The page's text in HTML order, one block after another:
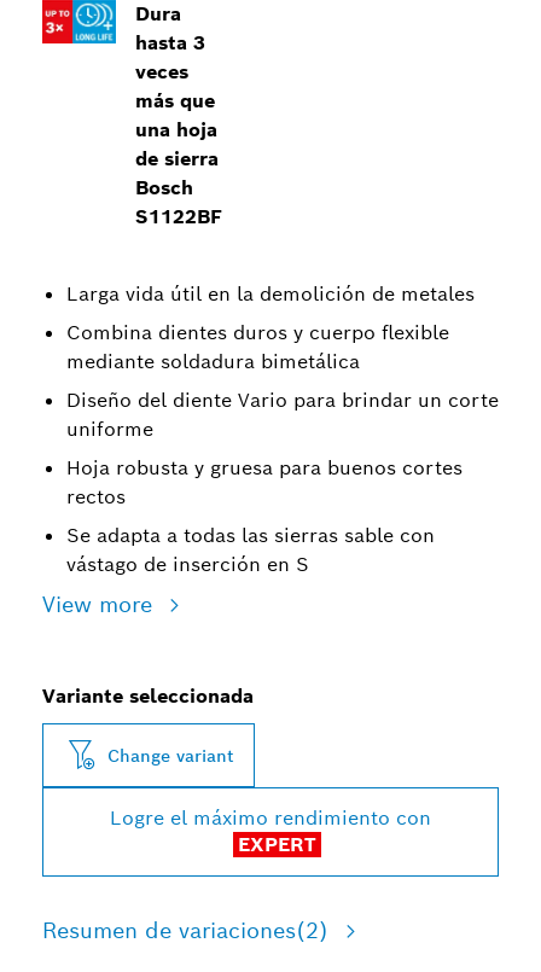
Dura
hasta 3
veces
más que
una hoja
de sierra
Bosch
S1122BF
Larga vida útil en la demolición de metales
Combina dientes duros y cuerpo flexible
mediante soldadura bimetálica
Diseño del diente Vario para brindar un corte
uniforme
Hoja robusta y gruesa para buenos cortes
rectos
Se adapta a todas las sierras sable con
vástago de inserción en S
View more
Variante seleccionada
Change variant
Logre el máximo rendimiento con
EXPERT
Resumen de variaciones(2)